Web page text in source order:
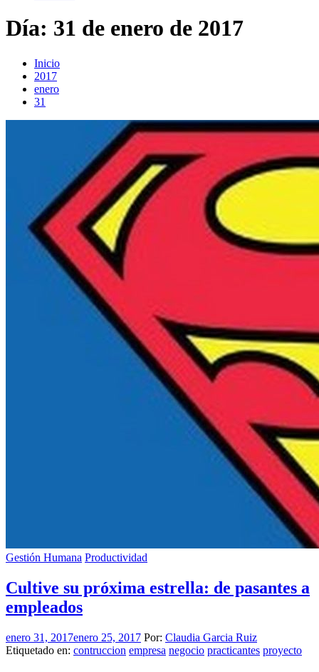
Día: 31 de enero de 2017
Inicio
2017
enero
31
Gestión Humana Productividad
Cultive su próxima estrella: de pasantes a
empleados
enero 31, 2017enero 25, 2017 Por: Claudia Garcia Ruiz
Etiquetado en: contruccion empresa negocio practicantes proyecto